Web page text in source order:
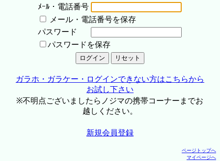
ﾒｰﾙ・電話番号
メール・電話番号を保存
パスワード
パスワードを保存
ガラホ・ガラケー・ログインできない方はこちらから
お試し下さい
※不明点ございましたらノジマの携帯コーナーまでお
越しください。
新規会員登録
ページトップへ
マイページへ